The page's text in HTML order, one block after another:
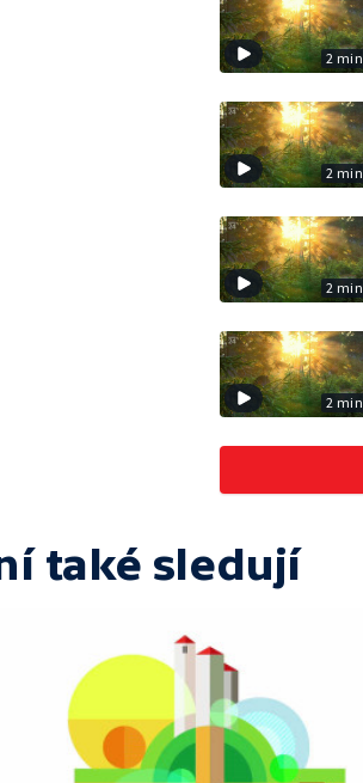
2 min
2 min
2 min
2 min
také sledují